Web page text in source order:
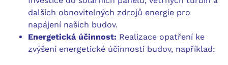
dalších obnovitelných zdrojů energie pro
napájení našich budov.
Energetická účinnost: Realizace opatření ke
zvýšení energetické účinnosti budov, například: